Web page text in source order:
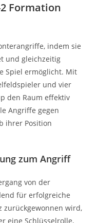
Formation
indem sie
und gleichzeitig
Spiel ermöglicht. Mit
und vier
den Raum effektiv
Angriffe gegen
ihrer Position
zum Angriff
von der
für erfolgreiche
zurückgewonnen wird,
eine Schlüsselrolle,